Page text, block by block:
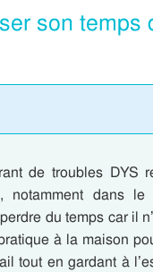
son temps
de troubles DYS
notamment dans
du temps car il
à la maison
tout en gardant à